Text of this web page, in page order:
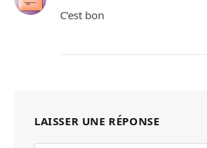
C’est bon
LAISSER UNE RÉPONSE